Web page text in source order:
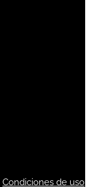
Condiciones de uso